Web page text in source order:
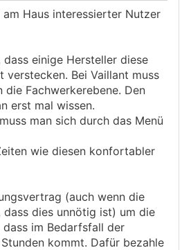
Haus interessierter Nutzer
dass einige Hersteller diese
verstecken. Bei Vaillant muss
die Fachwerkerebene. Den
erst mal wissen.
man sich durch das Menü
wie diesen konfortabler
(auch wenn die
dass dies unnötig ist) um die
dass im Bedarfsfall der
kommt. Dafür bezahle